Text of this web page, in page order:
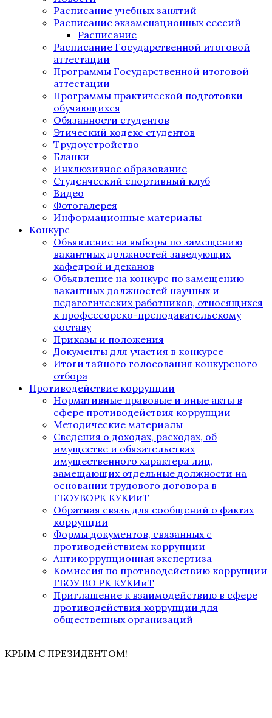
Расписание учебных занятий
Расписание экзаменационных сессий
Расписание
Расписание Государственной итоговой
аттестации
Программы Государственной итоговой
аттестации
Программы практической подготовки
обучающихся
Обязанности студентов
Этический кодекс студентов
Трудоустройство
Бланки
Инклюзивное образование
Студенческий спортивный клуб
Видео
Фотогалерея
Информационные материалы
Конкурс
Объявление на выборы по замещению
вакантных должностей заведующих
кафедрой и деканов
Объявление на конкурс по замещению
вакантных должностей научных и
педагогических работников, относящихся
к профессорско-преподавательскому
составу
Приказы и положения
Документы для участия в конкурсе
Итоги тайного голосования конкурсного
отбора
Противодействие коррупции
Нормативные правовые и иные акты в
сфере противодействия коррупции
Методические материалы
Сведения о доходах, расходах, об
имуществе и обязательствах
имущественного характера лиц,
замещающих отдельные должности на
основании трудового договора в
ГБОУВОРК КУКИиТ
Обратная связь для сообщений о фактах
коррупции
Формы документов, связанных с
противодействием коррупции
Антикоррупционная экспертиза
Комиссия по противодействию коррупции
ГБОУ ВО РК КУКИиТ
Приглашение к взаимодействию в сфере
противодействия коррупции для
общественных организаций
КРЫМ С ПРЕЗИДЕНТОМ!